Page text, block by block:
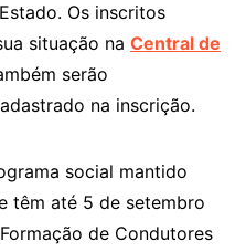
Os inscritos
situação na Central de
serão
na inscrição.
social mantido
têm até 5 de setembro
de Condutores